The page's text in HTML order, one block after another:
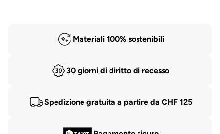
Materiali 100% sostenibili
30 giorni di diritto di recesso
Spedizione gratuita a partire da CHF 125